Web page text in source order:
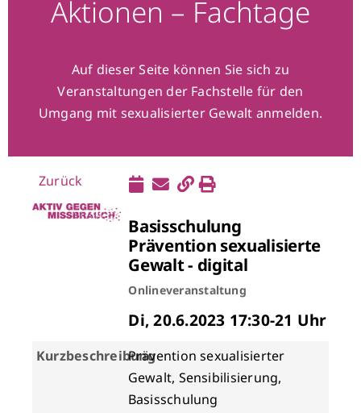
Aktionen – Fachtage
Auf dieser Seite können Sie sich zu
Veranstaltungen der Fachstelle für den
Umgang mit sexualisierter Gewalt anmelden.
Zurück
Basisschulung
Prävention sexualisierte
Gewalt - digital
Onlineveranstaltung
Di, 20.6.2023 17:30-21 Uhr
KurzbeschreibungPrävention sexualisierter
Gewalt, Sensibilisierung,
Basisschulung